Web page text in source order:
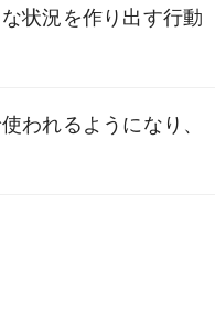
状況を作り出す行動
われるようになり、